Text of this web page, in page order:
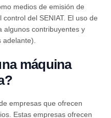
medios de emisión de
del SENIAT. El uso de
algunos contribuyentes y
adelante).
máquina
empresas que ofrecen
Estas empresas ofrecen